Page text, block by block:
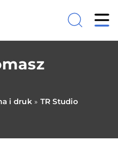
i druk» TR Studio